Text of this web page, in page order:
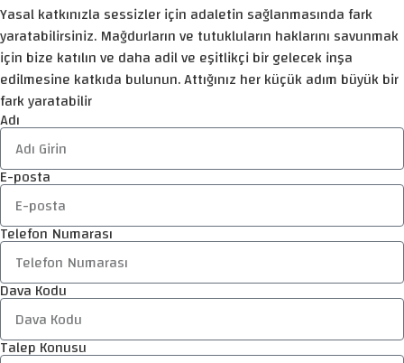
Yasal katkınızla sessizler için adaletin sağlanmasında fark
yaratabilirsiniz. Mağdurların ve tutukluların haklarını savunmak
için bize katılın ve daha adil ve eşitlikçi bir gelecek inşa
edilmesine katkıda bulunun. Attığınız her küçük adım büyük bir
fark yaratabilir
Adı
E-posta
Telefon Numarası
Dava Kodu
Talep Konusu